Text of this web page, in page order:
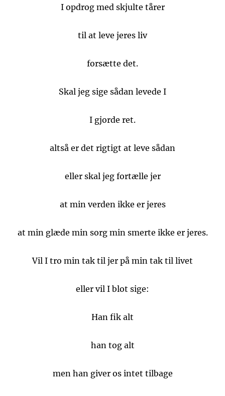
I opdrog med skjulte tårer
til at leve jeres liv
forsætte det.
Skal jeg sige sådan levede I
I gjorde ret.
altså er det rigtigt at leve sådan
eller skal jeg fortælle jer
at min verden ikke er jeres
at min glæde min sorg min smerte ikke er jeres.
Vil I tro min tak til jer på min tak til livet
eller vil I blot sige:
Han fik alt
han tog alt
men han giver os intet tilbage